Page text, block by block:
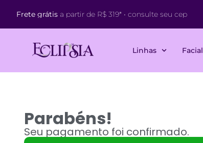
Frete grátis a partir de R$ 319* • consulte seu cep
Linhas Facial
Parabéns!
Seu pagamento foi confirmado.